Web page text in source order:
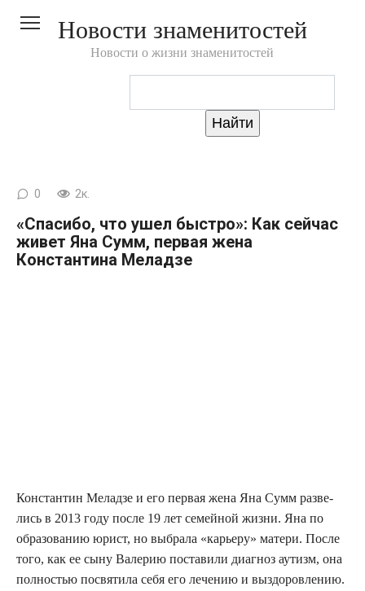
Новости знаменитостей
Новости о жизни знаменитостей
0 2к.
«Спасибо, что ушел быстро»: Как сейчас
живет Яна Сумм, первая жена
Константина Меладзе
Кон­стан­тин Мелад­зе и его пер­вая жена Яна Сумм раз­ве­
лись в 2013 году после 19 лет семей­ной жиз­ни. Яна по
обра­зо­ва­нию юрист, но выбра­ла «карье­ру» мате­ри. После
того, как ее сыну Вале­рию поста­ви­ли диа­гноз аутизм, она
пол­но­стью посвя­ти­ла себя его лече­нию и выздоровлению.